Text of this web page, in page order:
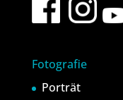
Fotografie
Porträt